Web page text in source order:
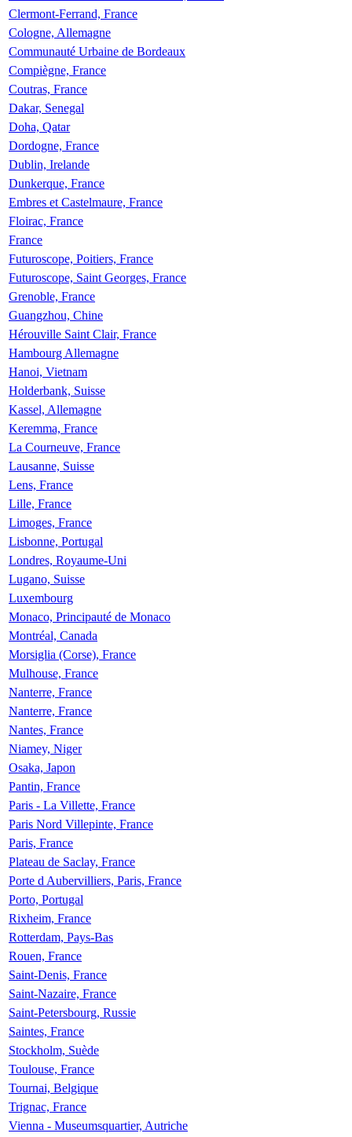
Clermont-Ferrand, France
Cologne, Allemagne
Communauté Urbaine de Bordeaux
Compiègne, France
Coutras, France
Dakar, Senegal
Doha, Qatar
Dordogne, France
Dublin, Irelande
Dunkerque, France
Embres et Castelmaure, France
Floirac, France
France
Futuroscope, Poitiers, France
Futuroscope, Saint Georges, France
Grenoble, France
Guangzhou, Chine
Hérouville Saint Clair, France
Hambourg Allemagne
Hanoi, Vietnam
Holderbank, Suisse
Kassel, Allemagne
Keremma, France
La Courneuve, France
Lausanne, Suisse
Lens, France
Lille, France
Limoges, France
Lisbonne, Portugal
Londres, Royaume-Uni
Lugano, Suisse
Luxembourg
Monaco, Principauté de Monaco
Montréal, Canada
Morsiglia (Corse), France
Mulhouse, France
Nanterre, France
Nanterre, France
Nantes, France
Niamey, Niger
Osaka, Japon
Pantin, France
Paris - La Villette, France
Paris Nord Villepinte, France
Paris, France
Plateau de Saclay, France
Porte d Aubervilliers, Paris, France
Porto, Portugal
Rixheim, France
Rotterdam, Pays-Bas
Rouen, France
Saint-Denis, France
Saint-Nazaire, France
Saint-Petersbourg, Russie
Saintes, France
Stockholm, Suède
Toulouse, France
Tournai, Belgique
Trignac, France
Vienna - Museumsquartier, Autriche